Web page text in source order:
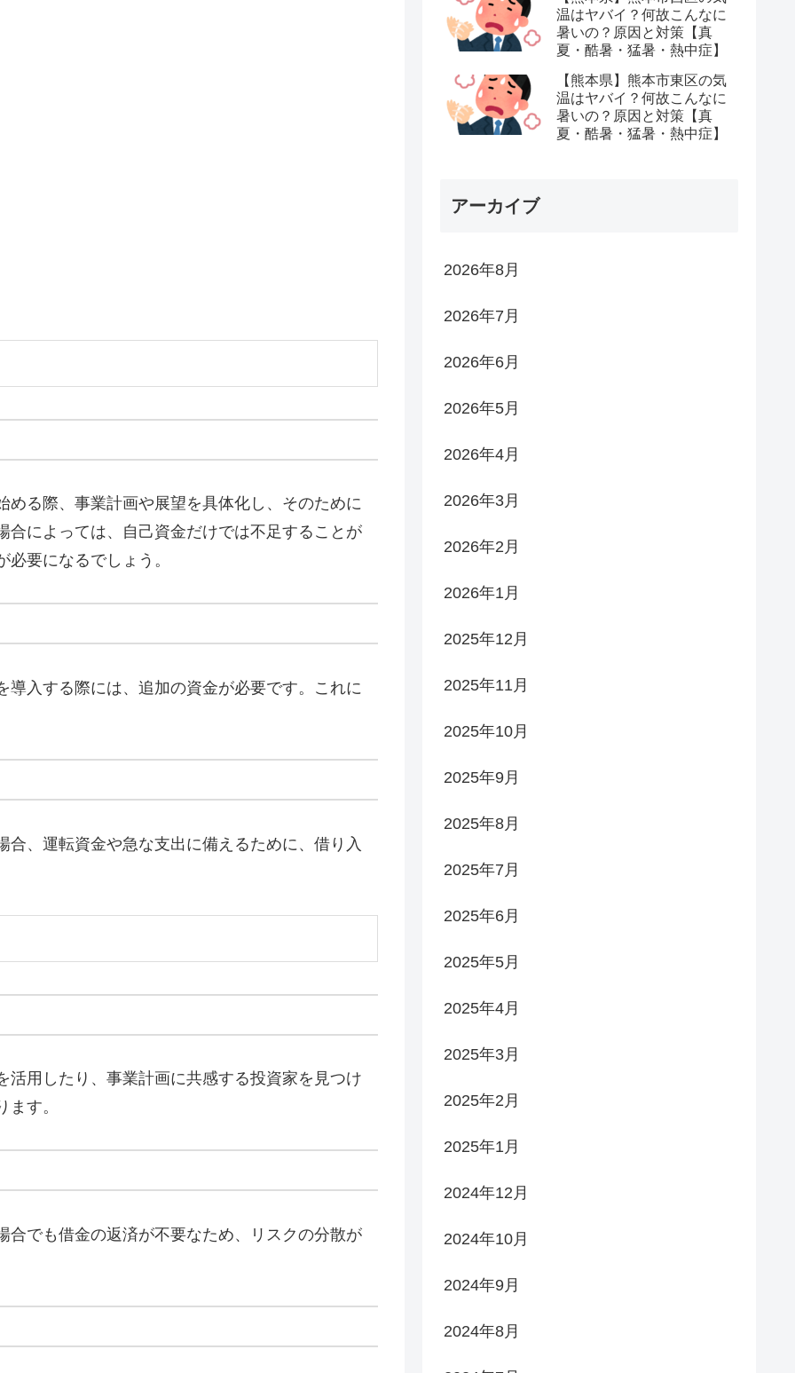
る際、事業計画や展望を具体化し、そのために
合によっては、自己資金だけでは不足することが
要になるでしょう。
入する際には、追加の資金が必要です。これに
、運転資金や急な支出に備えるために、借り入
用したり、事業計画に共感する投資家を見つけ
す。
合でも借金の返済が不要なため、リスクの分散が
温はヤバイ？何故こんなに
暑いの？原因と対策【真
夏・酷暑・猛暑・熱中症】
【熊本県】熊本市東区の気
温はヤバイ？何故こんなに
暑いの？原因と対策【真
夏・酷暑・猛暑・熱中症】
アーカイブ
2026年8月
2026年7月
2026年6月
2026年5月
2026年4月
2026年3月
2026年2月
2026年1月
2025年12月
2025年11月
2025年10月
2025年9月
2025年8月
2025年7月
2025年6月
2025年5月
2025年4月
2025年3月
2025年2月
2025年1月
2024年12月
2024年10月
2024年9月
2024年8月